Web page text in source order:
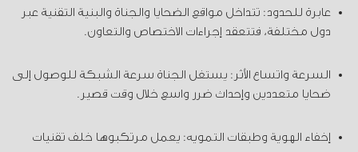
عابرة للحدود: تتداخل مواقع الضحايا والجناة والبنية التقنية عبر
دول مختلفة، فتتعقد إجراءات الاختصاص والتعاون.
السرعة واتساع الأثر: يستغل الجناة سرعة الشبكة للوصول إلى
ضحايا متعددين وإحداث ضرر واسع خلال وقت قصير.
إخفاء الهوية وطبقات التمويه: يعمل مرتكبوها خلف تقنيات